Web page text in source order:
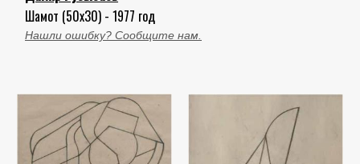
Шамот (50x30) - 1977 год
Нашли ошибку? Сообщите нам.